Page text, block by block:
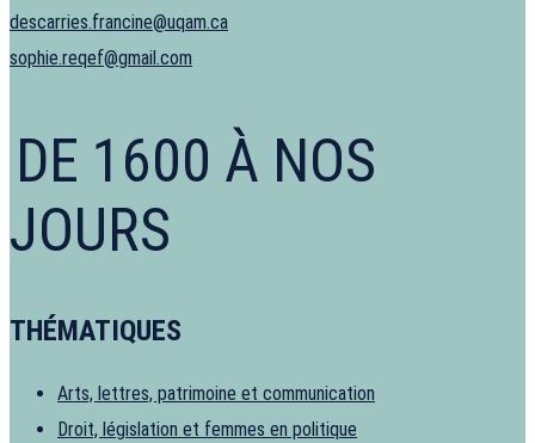
descarries.francine@uqam.ca
sophie.reqef@gmail.com
DE 1600 À NOS
JOURS
THÉMATIQUES
Arts, lettres, patrimoine et communication
Droit, législation et femmes en politique